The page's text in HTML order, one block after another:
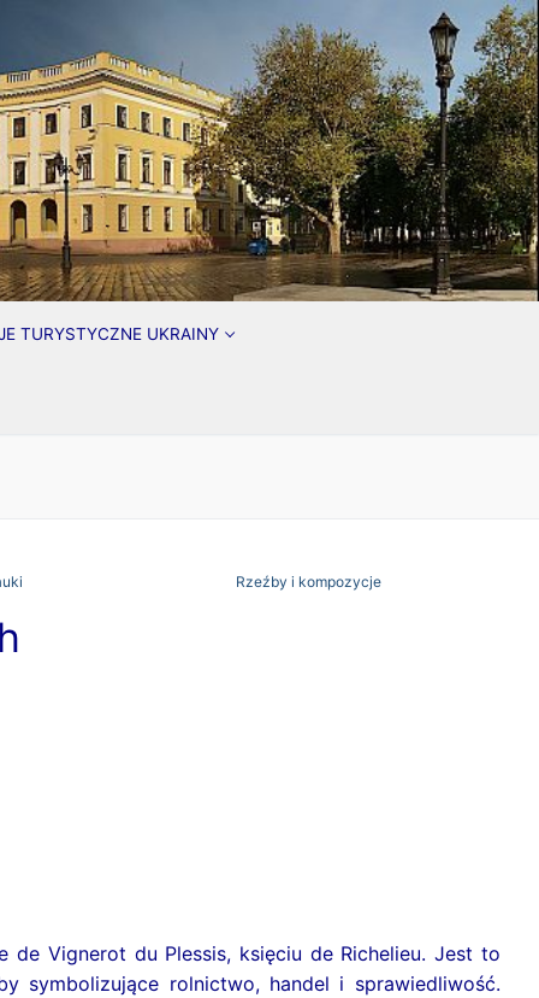
TURYSTYCZNE UKRAINY
Rzeźby i kompozycje
de Vignerot du Plessis, księciu de Richelieu. Jest to
symbolizujące rolnictwo, handel i sprawiedliwość.